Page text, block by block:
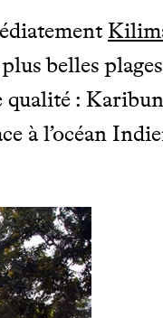
belles
qualité :
à l’océan